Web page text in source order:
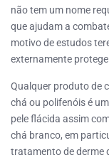
não tem um nome
que ajudam a
motivo de estudos
externamente
Qualquer produto de
chá ou polifenóis é
pele flácida assim
chá branco, em
tratamento de derme